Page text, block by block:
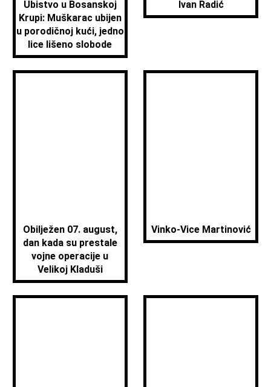
Ubistvo u Bosanskoj
Krupi: Muškarac ubijen
u porodičnoj kući, jedno
lice lišeno slobode
Ivan Radić
Obilježen 07. august,
dan kada su prestale
vojne operacije u
Velikoj Kladuši
Vinko-Vice Martinović